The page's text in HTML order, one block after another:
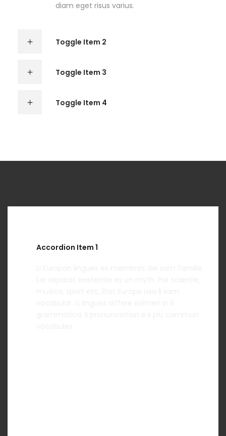
diam eget risus varius.
Toggle Item 2
Toggle Item 3
Toggle Item 4
Accordion Item 1